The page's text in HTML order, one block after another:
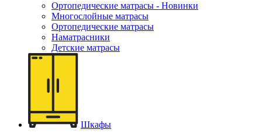
Ортопедические матрасы - Новинки
Многослойные матрасы
Ортопедические матрасы
Наматрасники
Детские матрасы
Шкафы